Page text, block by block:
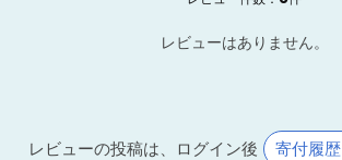
レビューはありません。
レビューの投稿は、ログイン後 寄付履歴